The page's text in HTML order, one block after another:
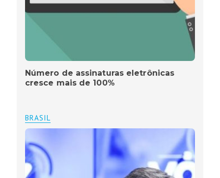
Número de assinaturas eletrônicas
cresce mais de 100%
BRASIL